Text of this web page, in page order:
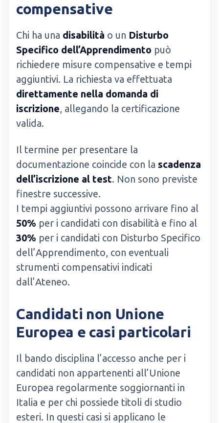
compensative
Chi ha una disabilità o un Disturbo
Specifico dell’Apprendimento può
richiedere misure compensative e tempi
aggiuntivi. La richiesta va effettuata
direttamente nella domanda di
iscrizione, allegando la certificazione
valida.
Il termine per presentare la
documentazione coincide con la scadenza
dell’iscrizione al test. Non sono previste
finestre successive.
I tempi aggiuntivi possono arrivare fino al
50% per i candidati con disabilità e fino al
30% per i candidati con Disturbo Specifico
dell’Apprendimento, con eventuali
strumenti compensativi indicati
dall’Ateneo.
Candidati non Unione
Europea e casi particolari
Il bando disciplina l’accesso anche per i
candidati non appartenenti all’Unione
Europea regolarmente soggiornanti in
Italia e per chi possiede titoli di studio
esteri. In questi casi si applicano le